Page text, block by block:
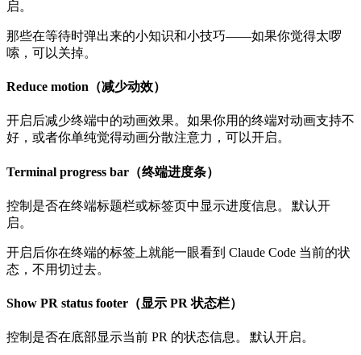
启。
那些在等待时弹出来的小知识和小技巧——如果你觉得太啰
嗦，可以关掉。
Reduce motion（减少动效）
开启后减少终端中的动画效果。如果你用的终端对动画支持不
好，或者你单纯觉得动画分散注意力，可以开启。
Terminal progress bar（终端进度条）
控制是否在终端标题栏或标签页中显示进度信息。
默认开
启。
开启后你在终端的标签上就能一眼看到 Claude Code 当前的状
态，不用切过去。
Show PR status footer（显示 PR 状态栏）
控制是否在底部显示当前 PR 的状态信息。 默认开启。